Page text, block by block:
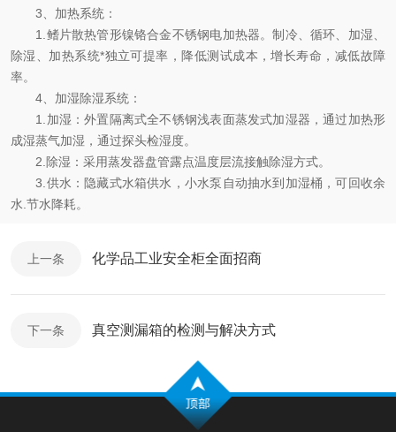
3、加热系统：
1.鳍片散热管形镍铬合金不锈钢电加热器。制冷、循环、加湿、
除湿、加热系统*独立可提率，降低测试成本，增长寿命，减低故障
率。
4、加湿除湿系统：
1.加湿：外置隔离式全不锈钢浅表面蒸发式加湿器，通过加热形
成湿蒸气加湿，通过探头检湿度。
2.除湿：采用蒸发器盘管露点温度层流接触除湿方式。
3.供水：隐藏式水箱供水，小水泵自动抽水到加湿桶，可回收余
水.节水降耗。
上一条 化学品工业安全柜全面招商
下一条 真空测漏箱的检测与解决方式